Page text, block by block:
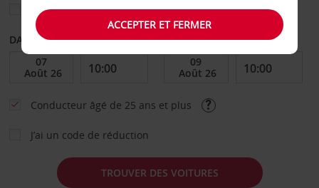
Sélectionnez une autre agence de retour
DATE DE DÉBUT DATE DE FIN
Conducteur âgé de 25 ans et plus
J’ai un code de réduction
TROUVER DES VOITURES
ACCEPTER ET FERMER